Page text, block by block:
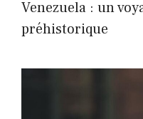
Venezuela : un
préhistorique